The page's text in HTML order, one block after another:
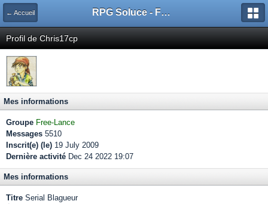
← Accueil RPG Soluce - Forum
Profil de Chris17cp
Mes informations
Groupe Free-Lance
Messages 5510
Inscrit(e) (le) 19 July 2009
Dernière activité Dec 24 2022 19:07
Mes informations
Titre Serial Blagueur